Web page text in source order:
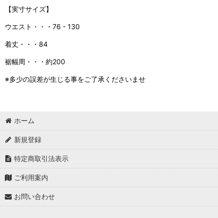
【実寸サイズ】
ウエスト・・・76 - 130
着丈・・・84
裾幅周・・・約200
※多少の誤差が生じる事をご了承くださいませ
ホーム
新規登録
特定商取引法表示
ご利用案内
お問い合わせ